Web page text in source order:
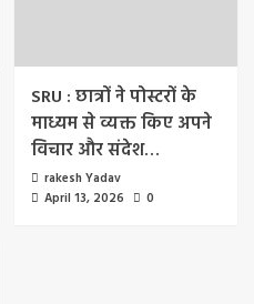
SRU : छात्रों ने पोस्टरों के
माध्यम से व्यक्त किए अपने
विचार और संदेश…
rakesh Yadav
April 13, 2026
0